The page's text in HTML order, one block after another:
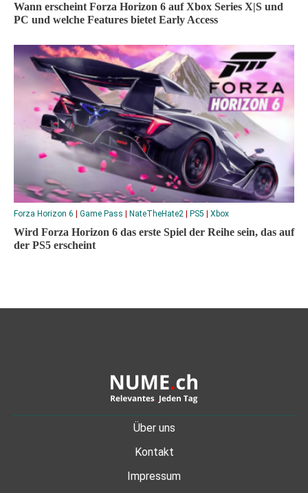
Wann erscheint Forza Horizon 6 auf Xbox Series X|S und
PC und welche Features bietet Early Access
Forza Horizon 6 Game Pass NateTheHate2 PS5 Xbox
Wird Forza Horizon 6 das erste Spiel der Reihe sein, das auf
der PS5 erscheint
Über uns
Kontakt
Impressum